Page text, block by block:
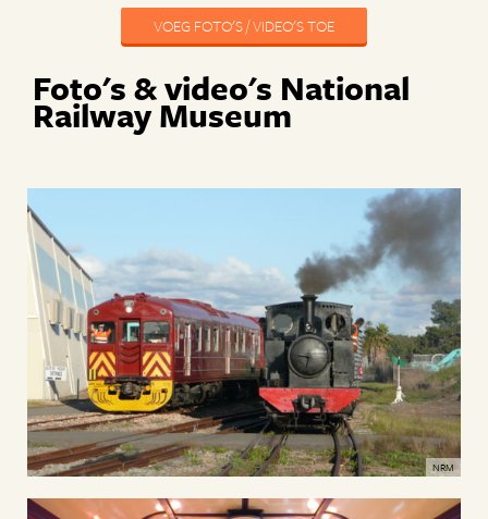
VOEG FOTO'S / VIDEO'S TOE
Foto's & video's National
Railway Museum
NRM